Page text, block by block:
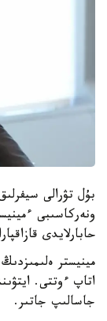
بۇل تۋرالى
ونەركاسىبى
حابارلايدى
مينيستر
اتاپ ءوتتى.
جاسالىپ جاتىر.